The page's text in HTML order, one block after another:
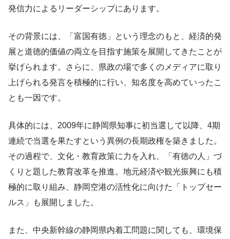
発信力によるリーダーシップにあります。
その背景には、「富国有徳」という理念のもと、経済的発
展と道徳的価値の両立を目指す施策を展開してきたことが
挙げられます。さらに、県政の場で多くのメディアに取り
上げられる発言を積極的に行い、知名度を高めていったこ
とも一因です。
具体的には、2009年に静岡県知事に初当選して以降、4期
連続で当選を果たすという異例の長期政権を築きました。
その過程で、文化・教育政策に力を入れ、「有徳の人」づ
くりと題した教育改革を推進。地元経済や観光振興にも積
極的に取り組み、静岡空港の活性化に向けた「トップセー
ルス」も展開しました。
また、中央新幹線の静岡県内着工問題に関しても、環境保